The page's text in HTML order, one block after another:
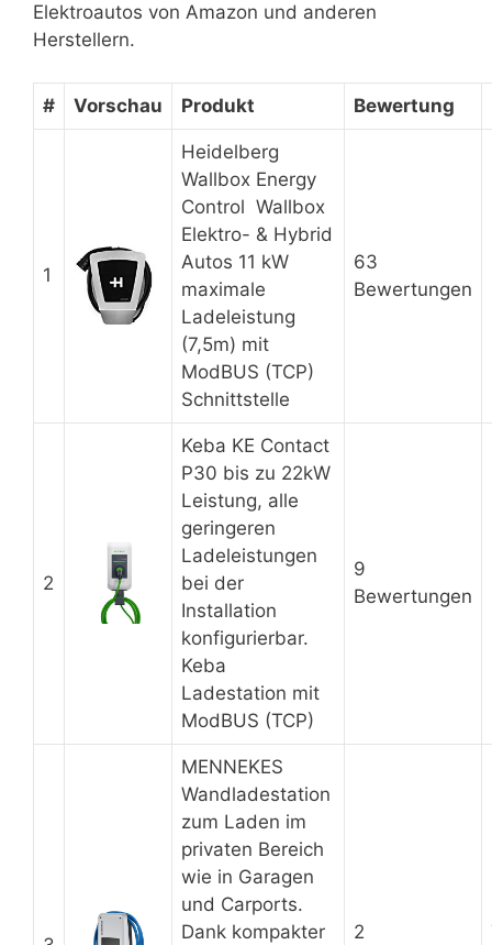
Elektroautos von Amazon und anderen
Herstellern.
# Vorschau Produkt Bewertung
1
Heidelberg
Wallbox Energy
Control Wallbox
Elektro- & Hybrid
Autos 11 kW
maximale
Ladeleistung
(7,5m) mit
ModBUS (TCP)
Schnittstelle
63
Bewertungen
2
Keba KE Contact
P30 bis zu 22kW
Leistung, alle
geringeren
Ladeleistungen
bei der
Installation
konfigurierbar.
Keba
Ladestation mit
ModBUS (TCP)
9
Bewertungen
MENNEKES
Wandladestation
zum Laden im
privaten Bereich
wie in Garagen
und Carports.
Dank kompakter
2